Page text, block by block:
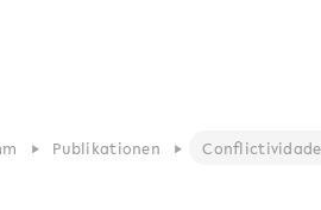
Publikationen